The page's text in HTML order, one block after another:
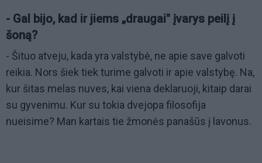
- Gal bijo, kad ir jiems „draugai" įvarys peilį į
šoną?
- Šituo atveju, kada yra valstybė, ne apie save galvoti
reikia. Nors šiek tiek turime galvoti ir apie valstybę. Na,
kur šitas melas nuves, kai viena deklaruoji, kitaip darai
su gyvenimu. Kur su tokia dvejopa filosofija
nueisime? Man kartais tie žmonės panašūs į lavonus.